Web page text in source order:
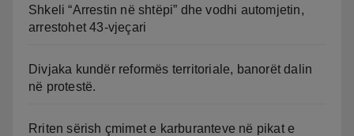
Shkeli “Arrestin në shtëpi” dhe vodhi automjetin,
arrestohet 43-vjeçari
Divjaka kundër reformës territoriale, banorët dalin
në protestë.
Rriten sërish çmimet e karburanteve në pikat e